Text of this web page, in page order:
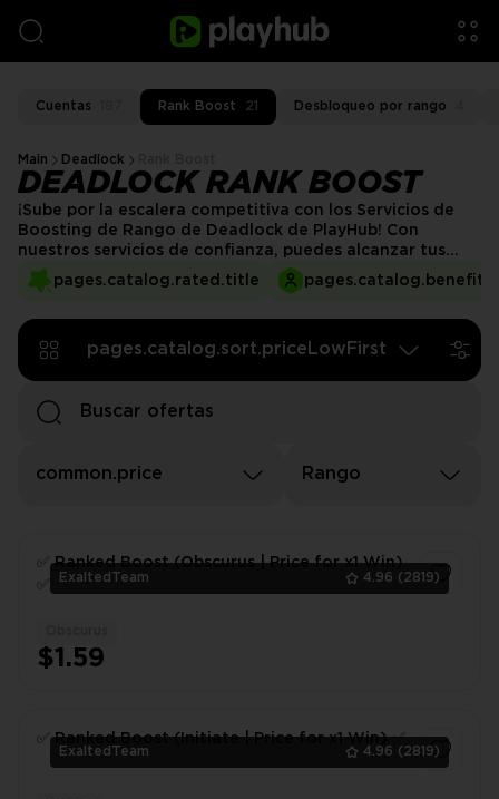
Cuentas Rank Boost 21 Desbloqueo por rango
Main Deadlock
DEADLOCK RANK BOOST
pages.catalog.rated.title
¡Sube por la escalera competitiva con los Servicios de
Boosting de Rango de Deadlock de PlayHub! Con
nuestros servicios de confianza, puedes alcanzar tus
objetivos sin esfuerzo mientras te concentras en la
emoción del juego de alto nivel. Deja que los
pesado, asegurando que tu camino hacia la cima sea
rápido, seguro y sin estrés.
pages.catalog.sort.priceLowFirst
common.price Rango
ExaltedTeam 4.96 (2819)
✅ Ranked Boost (Obscurus | Price for x1 Win)
$1.59
ExaltedTeam 4.96 (2819)
✅ Ranked Boost (Initiate | Price for x1 Win) ✅